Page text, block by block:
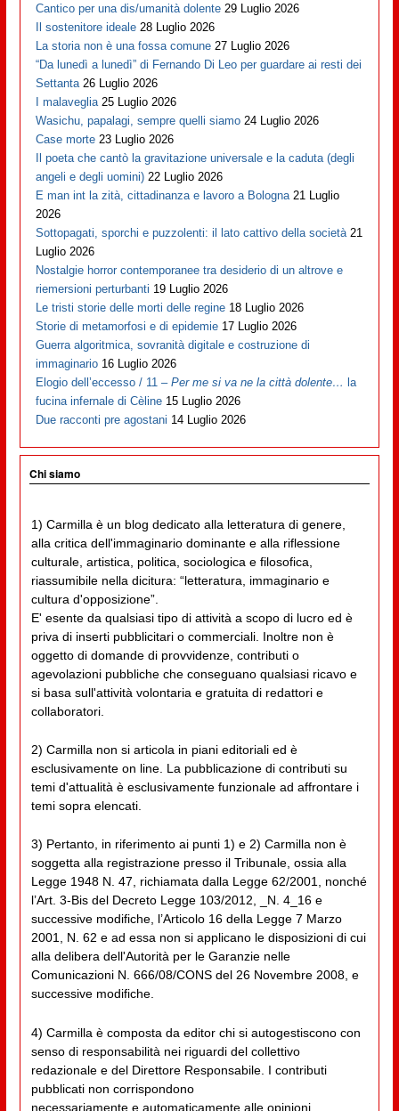
Cantico per una dis/umanità dolente 29 Luglio 2026
Il sostenitore ideale 28 Luglio 2026
La storia non è una fossa comune 27 Luglio 2026
“Da lunedì a lunedì” di Fernando Di Leo per guardare ai resti dei
Settanta 26 Luglio 2026
I malaveglia 25 Luglio 2026
Wasichu, papalagi, sempre quelli siamo 24 Luglio 2026
Case morte 23 Luglio 2026
Il poeta che cantò la gravitazione universale e la caduta (degli
angeli e degli uomini) 22 Luglio 2026
E man int la zità, cittadinanza e lavoro a Bologna 21 Luglio
2026
Sottopagati, sporchi e puzzolenti: il lato cattivo della società 21
Luglio 2026
Nostalgie horror contemporanee tra desiderio di un altrove e
riemersioni perturbanti 19 Luglio 2026
Le tristi storie delle morti delle regine 18 Luglio 2026
Storie di metamorfosi e di epidemie 17 Luglio 2026
Guerra algoritmica, sovranità digitale e costruzione di
immaginario 16 Luglio 2026
Elogio dell’eccesso / 11 –Per me si va ne la città dolente… la
fucina infernale di Cèline 15 Luglio 2026
Due racconti pre agostani 14 Luglio 2026
Chi siamo
1) Carmilla è un blog dedicato alla letteratura di genere,
alla critica dell'immaginario dominante e alla riflessione
culturale, artistica, politica, sociologica e filosofica,
riassumibile nella dicitura: “letteratura, immaginario e
cultura d'opposizione”.
E' esente da qualsiasi tipo di attività a scopo di lucro ed è
priva di inserti pubblicitari o commerciali. Inoltre non è
oggetto di domande di provvidenze, contributi o
agevolazioni pubbliche che conseguano qualsiasi ricavo e
si basa sull'attività volontaria e gratuita di redattori e
collaboratori.
2) Carmilla non si articola in piani editoriali ed è
esclusivamente on line. La pubblicazione di contributi su
temi d'attualità è esclusivamente funzionale ad affrontare i
temi sopra elencati.
3) Pertanto, in riferimento ai punti 1) e 2) Carmilla non è
soggetta alla registrazione presso il Tribunale, ossia alla
Legge 1948 N. 47, richiamata dalla Legge 62/2001, nonché
l’Art. 3-Bis del Decreto Legge 103/2012, _N. 4_16 e
successive modifiche, l’Articolo 16 della Legge 7 Marzo
2001, N. 62 e ad essa non si applicano le disposizioni di cui
alla delibera dell'Autorità per le Garanzie nelle
Comunicazioni N. 666/08/CONS del 26 Novembre 2008, e
successive modifiche.
4) Carmilla è composta da editor chi si autogestiscono con
senso di responsabilità nei riguardi del collettivo
redazionale e del Direttore Responsabile. I contributi
pubblicati non corrispondono
necessariamente e automaticamente alle opinioni